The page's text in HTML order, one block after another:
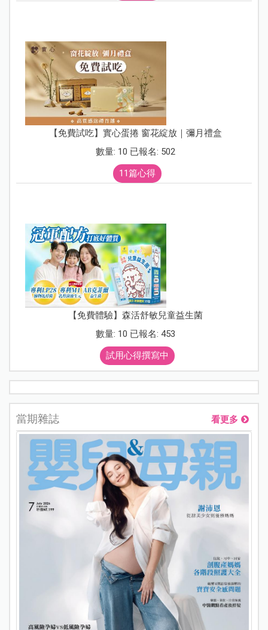
【免費試吃】實心蛋捲 窗花綻放｜彌月禮盒
數量: 10 已報名: 502
11篇心得
【免費體驗】森活舒敏兒童益生菌
數量: 10 已報名: 453
試用心得撰寫中
當期雜誌 看更多